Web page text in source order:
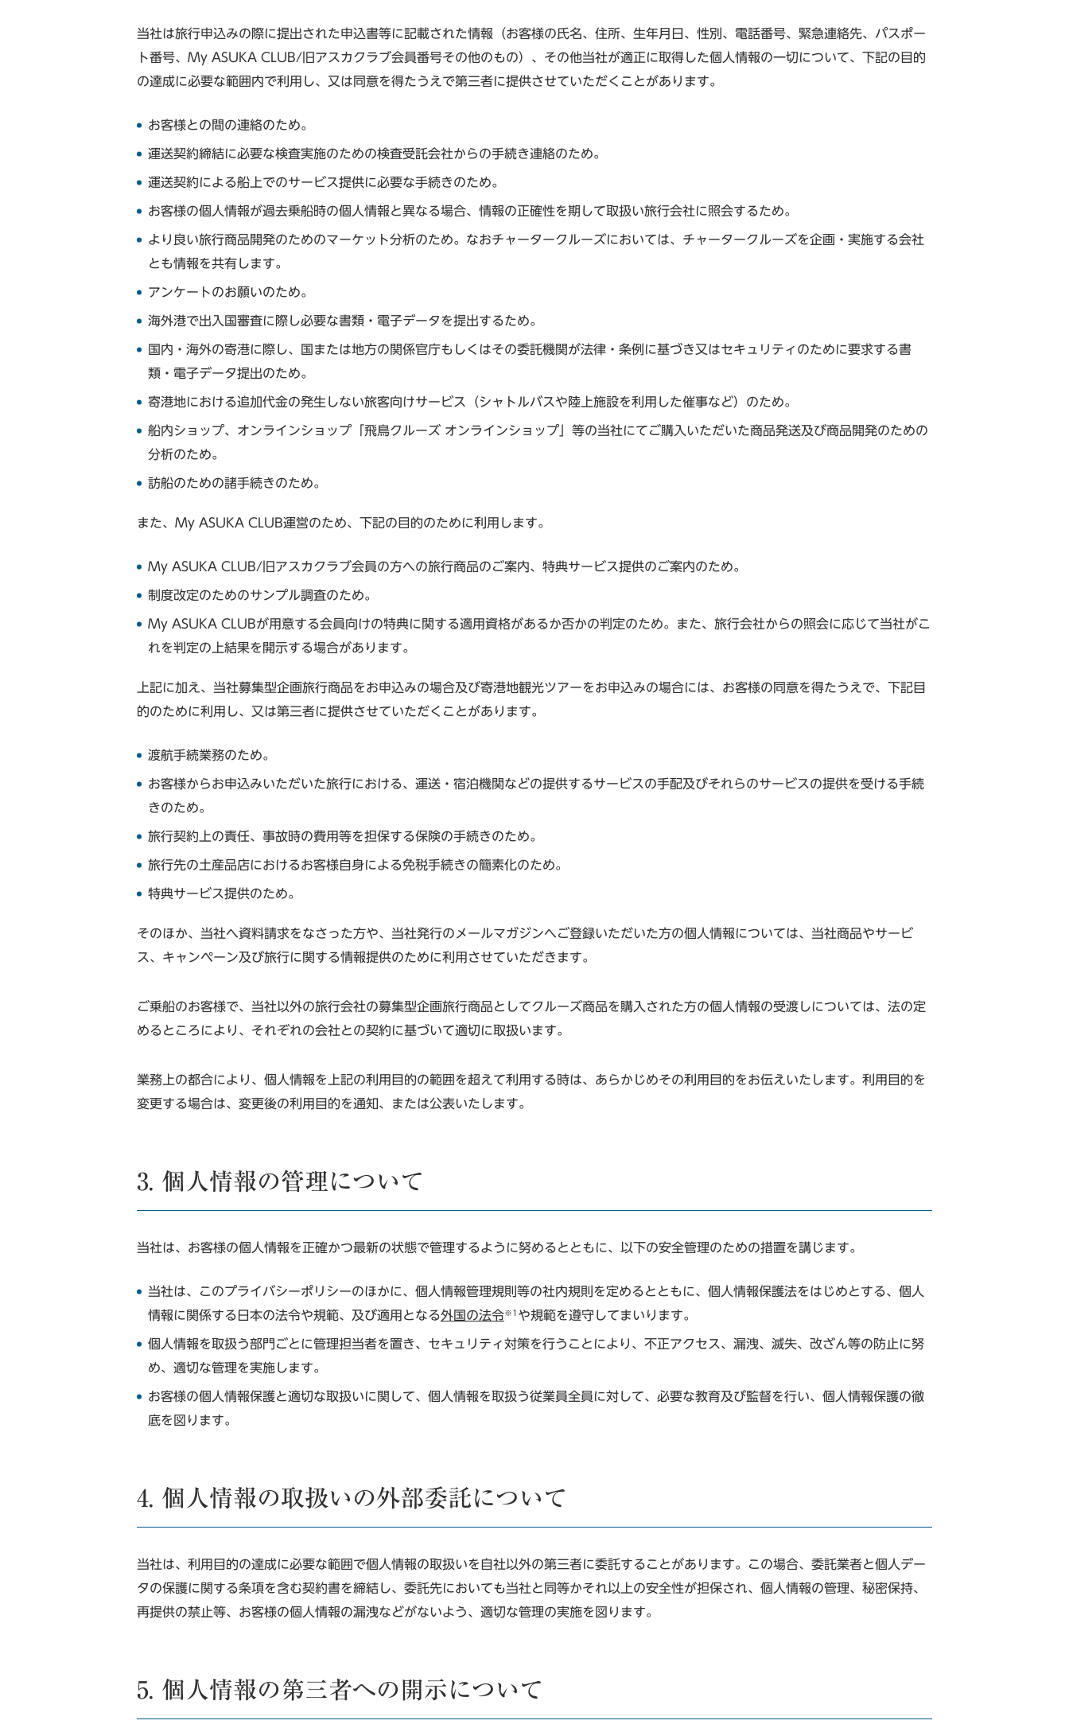
当社は旅行申込みの際に提出された申込書等に記載された情報（お客様の氏名、住所、生年月日、性別、電話番号、緊急連絡先、パスポー
ト番号、My ASUKA CLUB/旧アスカクラブ会員番号その他のもの）、その他当社が適正に取得した個人情報の一切について、下記の目的
の達成に必要な範囲内で利用し、又は同意を得たうえで第三者に提供させていただくことがあります。
お客様との間の連絡のため。
運送契約締結に必要な検査実施のための検査受託会社からの手続き連絡のため。
運送契約による船上でのサービス提供に必要な手続きのため。
お客様の個人情報が過去乗船時の個人情報と異なる場合、情報の正確性を期して取扱い旅行会社に照会するため。
より良い旅行商品開発のためのマーケット分析のため。なおチャータークルーズにおいては、チャータークルーズを企画・実施する会社
とも情報を共有します。
アンケートのお願いのため。
海外港で出入国審査に際し必要な書類・電子データを提出するため。
国内・海外の寄港に際し、国または地方の関係官庁もしくはその委託機関が法律・条例に基づき又はセキュリティのために要求する書
類・電子データ提出のため。
寄港地における追加代金の発生しない旅客向けサービス（シャトルバスや陸上施設を利用した催事など）のため。
船内ショップ、オンラインショップ「飛鳥クルーズ オンラインショップ」等の当社にてご購入いただいた商品発送及び商品開発のための
分析のため。
訪船のための諸手続きのため。
また、My ASUKA CLUB運営のため、下記の目的のために利用します。
My ASUKA CLUB/旧アスカクラブ会員の方への旅行商品のご案内、特典サービス提供のご案内のため。
制度改定のためのサンプル調査のため。
My ASUKA CLUBが用意する会員向けの特典に関する適用資格があるか否かの判定のため。また、旅行会社からの照会に応じて当社がこ
れを判定の上結果を開示する場合があります。
上記に加え、当社募集型企画旅行商品をお申込みの場合及び寄港地観光ツアーをお申込みの場合には、お客様の同意を得たうえで、下記目
的のために利用し、又は第三者に提供させていただくことがあります。
渡航手続業務のため。
お客様からお申込みいただいた旅行における、運送・宿泊機関などの提供するサービスの手配及びそれらのサービスの提供を受ける手続
きのため。
旅行契約上の責任、事故時の費用等を担保する保険の手続きのため。
旅行先の土産品店におけるお客様自身による免税手続きの簡素化のため。
特典サービス提供のため。
そのほか、当社へ資料請求をなさった方や、当社発行のメールマガジンへご登録いただいた方の個人情報については、当社商品やサービ
ス、キャンペーン及び旅行に関する情報提供のために利用させていただきます。
ご乗船のお客様で、当社以外の旅行会社の募集型企画旅行商品としてクルーズ商品を購入された方の個人情報の受渡しについては、法の定
めるところにより、それぞれの会社との契約に基づいて適切に取扱います。
業務上の都合により、個人情報を上記の利用目的の範囲を超えて利用する時は、あらかじめその利用目的をお伝えいたします。利用目的を
変更する場合は、変更後の利用目的を通知、または公表いたします。
3. 個人情報の管理について
当社は、お客様の個人情報を正確かつ最新の状態で管理するように努めるとともに、以下の安全管理のための措置を講じます。
当社は、このプライバシーポリシーのほかに、個人情報管理規則等の社内規則を定めるとともに、個人情報保護法をはじめとする、個人
情報に関係する日本の法令や規範、及び適用となる外国の法令※1 や規範を遵守してまいります。
個人情報を取扱う部門ごとに管理担当者を置き、セキュリティ対策を行うことにより、不正アクセス、漏洩、滅失、改ざん等の防止に努
め、適切な管理を実施します。
お客様の個人情報保護と適切な取扱いに関して、個人情報を取扱う従業員全員に対して、必要な教育及び監督を行い、個人情報保護の徹
底を図ります。
4. 個人情報の取扱いの外部委託について
当社は、利用目的の達成に必要な範囲で個人情報の取扱いを自社以外の第三者に委託することがあります。この場合、委託業者と個人デー
タの保護に関する条項を含む契約書を締結し、委託先においても当社と同等かそれ以上の安全性が担保され、個人情報の管理、秘密保持、
再提供の禁止等、お客様の個人情報の漏洩などがないよう、適切な管理の実施を図ります。
5. 個人情報の第三者への開示について